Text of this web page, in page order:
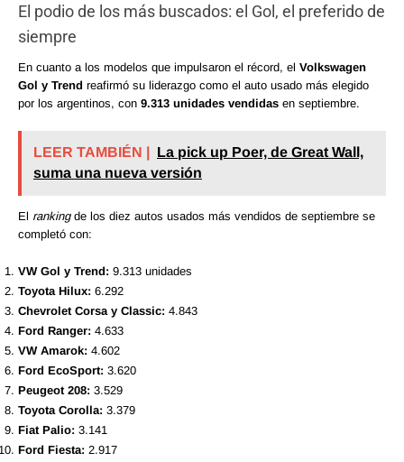
El podio de los más buscados: el Gol, el preferido de
siempre
En cuanto a los modelos que impulsaron el récord, el Volkswagen
Gol y Trend reafirmó su liderazgo como el auto usado más elegido
por los argentinos, con 9.313 unidades vendidas en septiembre.
LEER TAMBIÉN | La pick up Poer, de Great Wall,
suma una nueva versión
El rankingde los diez autos usados más vendidos de septiembre se
completó con:
VW Gol y Trend: 9.313 unidades
Toyota Hilux: 6.292
Chevrolet Corsa y Classic: 4.843
Ford Ranger: 4.633
VW Amarok: 4.602
Ford EcoSport: 3.620
Peugeot 208: 3.529
Toyota Corolla: 3.379
Fiat Palio: 3.141
Ford Fiesta: 2.917